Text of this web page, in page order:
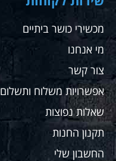
מכשירי כושר ביתיים
מי אנחנו
צור קשר
אפשרויות משלוח ותשלום
שאלות נפוצות
תקנון החנות
החשבון שלי